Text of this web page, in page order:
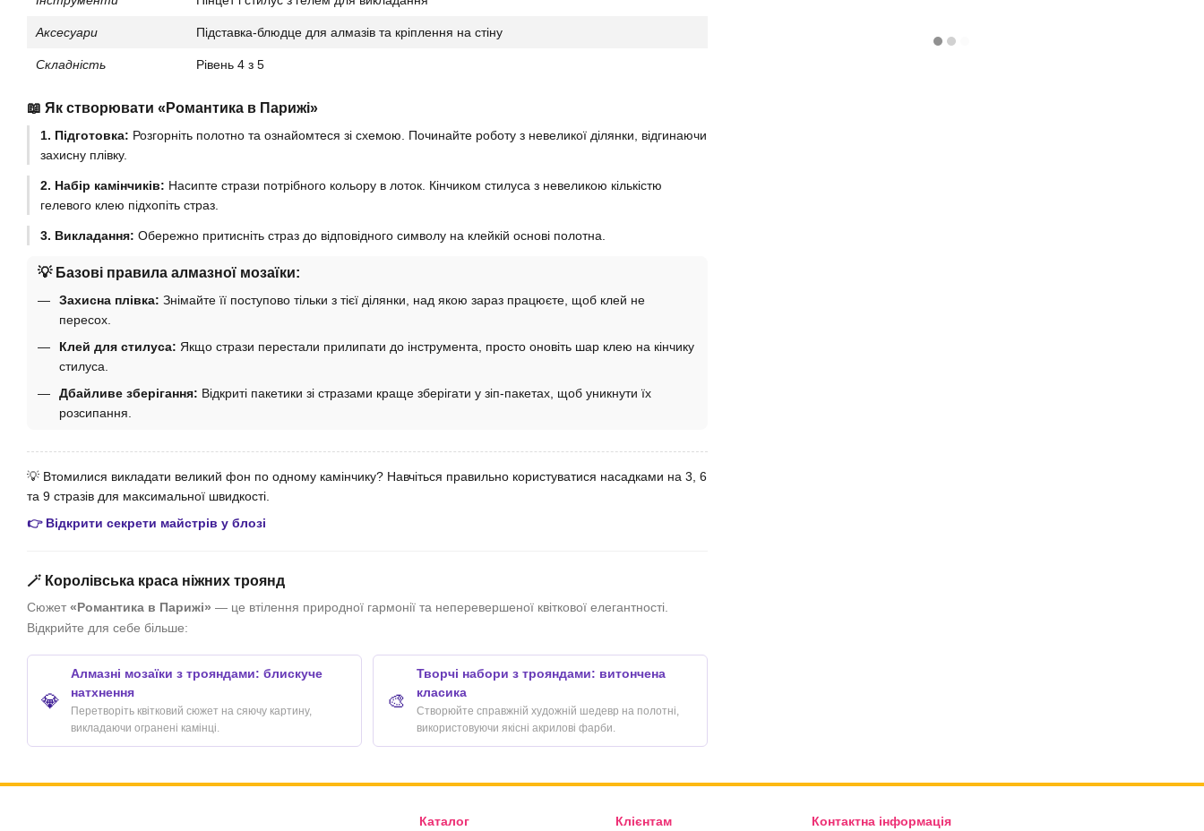
Аксесуари Підставка-блюдце для алмазів та кріплення на стіну
Складність Рівень 4 з 5
📖 Як створювати «Романтика в Парижі»
1. Підготовка: Розгорніть полотно та ознайомтеся зі схемою. Починайте роботу з невеликої ділянки, відгинаючи
захисну плівку.
2. Набір камінчиків: Насипте стрази потрібного кольору в лоток. Кінчиком стилуса з невеликою кількістю
гелевого клею підхопіть страз.
3. Викладання: Обережно притисніть страз до відповідного символу на клейкій основі полотна.
💡 Базові правила алмазної мозаїки:
Захисна плівка: Знімайте її поступово тільки з тієї ділянки, над якою зараз працюєте, щоб клей не
пересох.
Клей для стилуса: Якщо стрази перестали прилипати до інструмента, просто оновіть шар клею на кінчику
стилуса.
Дбайливе зберігання: Відкриті пакетики зі стразами краще зберігати у зіп-пакетах, щоб уникнути їх
розсипання.
💡 Втомилися викладати великий фон по одному камінчику? Навчіться правильно користуватися насадками на 3, 6
та 9 стразів для максимальної швидкості.
👉 Відкрити секрети майстрів у блозі
🪄 Королівська краса ніжних троянд
Сюжет «Романтика в Парижі» — це втілення природної гармонії та неперевершеної квіткової елегантності.
Відкрийте для себе більше:
💎
Алмазні мозаїки з трояндами: блискуче
натхнення
Перетворіть квітковий сюжет на сяючу картину,
викладаючи огранені камінці.
🎨
Творчі набори з трояндами: витончена
класика
Створюйте справжній художній шедевр на полотні,
використовуючи якісні акрилові фарби.
Каталог Клієнтам Контактна інформація